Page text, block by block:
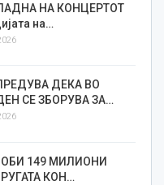
НА КОНЦЕРТОТ
на…
ДЕКА ВО
СЕ ЗБОРУВА ЗА…
149 МИЛИОНИ
КОН…